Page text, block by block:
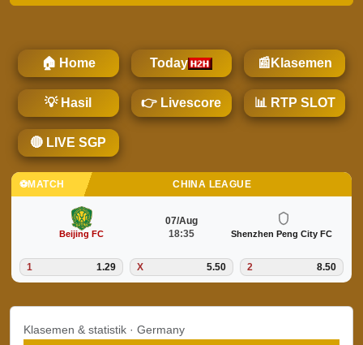
🏠 Home Today 📰Klasemen
💡 Hasil 👉 Livescore 📊 RTP SLOT
🔴 LIVE SGP
⚽ MATCH FINLAND
SJK Seinäjoki
07/Aug
23:00
IF Gnistan
2.30 3.50 2.70
Klasemen & statistik · Germany